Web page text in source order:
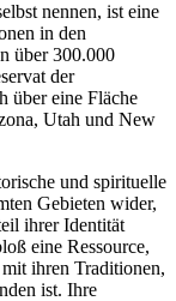
nennen, ist eine
in den
über 300.000
der
über eine Fläche
Utah und New
und spirituelle
Gebieten wider,
ihrer Identität
eine Ressource,
ihren Traditionen,
ist. Ihre